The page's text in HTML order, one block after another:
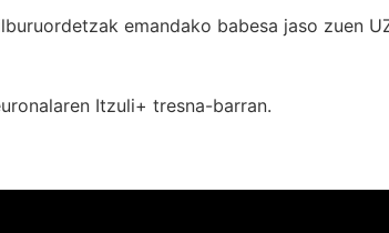
emandako babesa jaso zuen
Itzuli+ tresna-barran.